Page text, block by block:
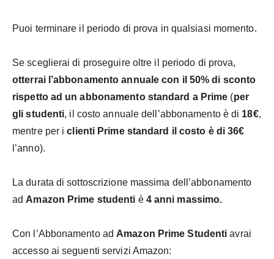
Puoi terminare il periodo di prova in qualsiasi momento.
Se sceglierai di proseguire oltre il periodo di prova,
otterrai l’abbonamento annuale con il 50% di sconto
rispetto ad un abbonamento standard a Prime (per
gli studenti, il costo annuale dell’abbonamento è di 18€,
mentre per iclienti Prime standard il costo è di 36€
l’anno).
La durata di sottoscrizione massima dell’abbonamento
ad Amazon Prime studenti è 4 anni massimo.
Con l’Abbonamento ad Amazon Prime Studenti avrai
accesso ai seguenti servizi Amazon: